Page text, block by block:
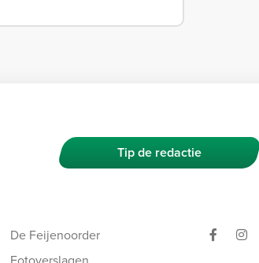
Tip de redactie
De Feijenoorder